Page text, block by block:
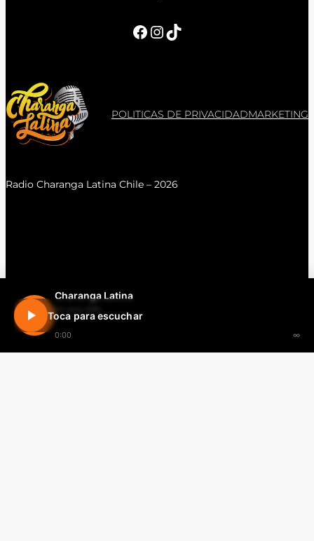
Charanga Latina
En vivo 24h
0:00 ∞
Toca para escuchar
Facebook InstagramTikTok
POLITICAS DE PRIVACIDADMARKETING
Radio Charanga Latina Chile – 2026